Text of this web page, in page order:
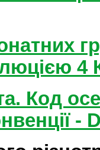
4
Код
-